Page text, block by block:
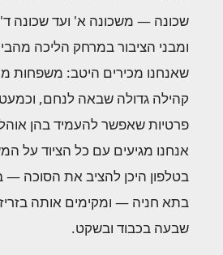
שכונה — משכונה א' ועד שכונה
ומבני הציבור במרחק הליכה
שאנחנו מכירים היטב: משפחות
קהילה גדולה שבאה לנחם,
פרטיות שאפשר להעמיד בהן
אנחנו מגיעים עם כל הציוד על
בטלפון היכן להציב את הסוכה —
בתא חניה — ומקימים אותה
שבעה בכבוד ובשקט.